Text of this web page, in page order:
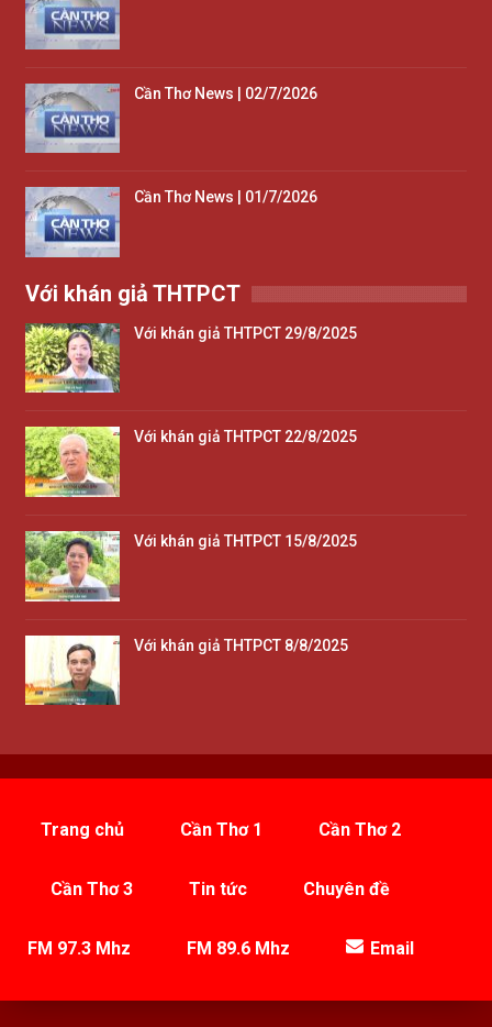
Cần Thơ News | 02/7/2026
Cần Thơ News | 01/7/2026
Với khán giả THTPCT
Với khán giả THTPCT 29/8/2025
Với khán giả THTPCT 22/8/2025
Với khán giả THTPCT 15/8/2025
Với khán giả THTPCT 8/8/2025
Trang chủ Cần Thơ 1 Cần Thơ 2
Cần Thơ 3 Tin tức Chuyên đề
FM 97.3 Mhz FM 89.6 Mhz Email